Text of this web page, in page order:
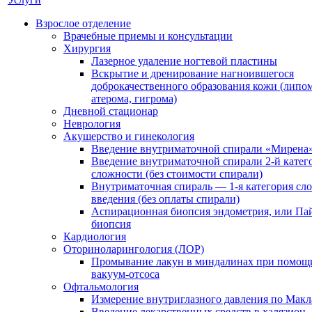
Взрослое отделение
Врачебные приемы и консультации
Хирургия
Лазерное удаление ногтевой пластины
Вскрытие и дренирование нагноившегося
доброкачественного образования кожи
атерома, гигрома)
Дневной стационар
Неврология
Акушерство и гинекология
Введение внутриматочной спирали
Введение внутриматочной спирали 2-й
сложности (без стоимости спирали)
Внутриматочная спираль — 1-я категория
введения (без оплаты спирали)
Аспирационная биопсия эндометрия, или
биопсия
Кардиология
Оториноларингология (ЛОР)
Промывание лакун в миндалинах при
вакуум-отсоса
Офтальмология
Измерение внутриглазного давления по